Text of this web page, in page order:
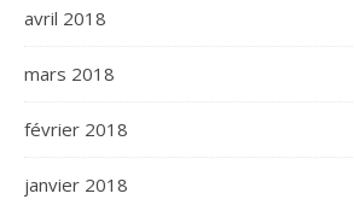
avril 2018
mars 2018
février 2018
janvier 2018